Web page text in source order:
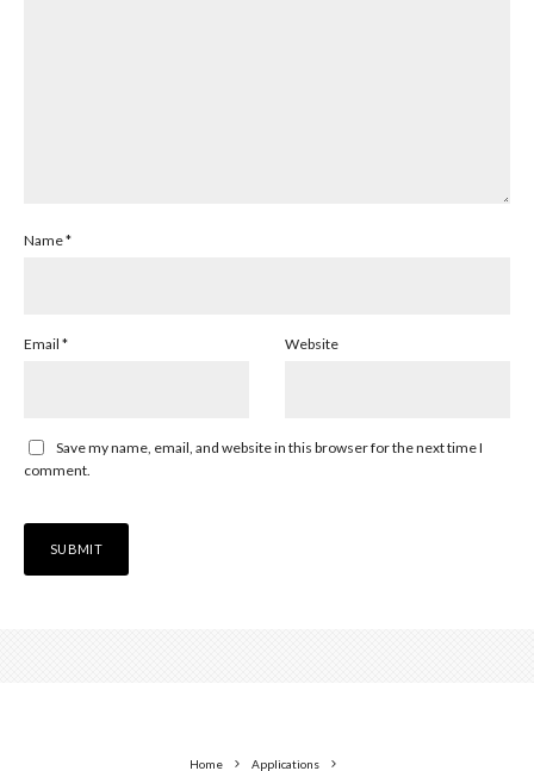
Name*
Email * Website
Save my name, email, and website in this browser for the next time I
comment.
Home Applications